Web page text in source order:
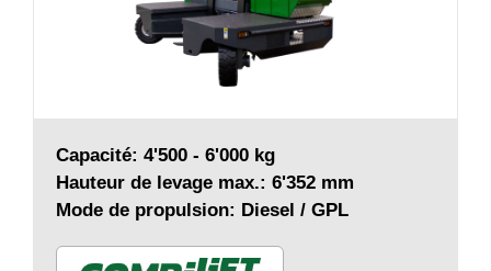
Capacité: 4'500 - 6'000 kg
Hauteur de levage max.: 6'352 mm
Mode de propulsion: Diesel / GPL